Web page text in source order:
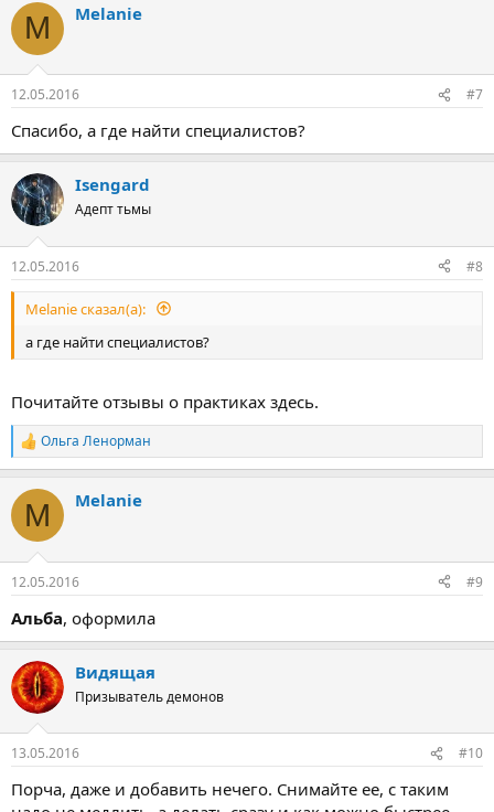
M Melanie
12.05.2016 #7
Спасибо, а где найти специалистов?
Isengard
Адепт тьмы
12.05.2016 #8
Melanie сказал(а):
а где найти специалистов?
Почитайте отзывы о практиках здесь.
Р
е
к
и
Ольга Ленорман
M Melanie
12.05.2016 #9
Альба, оформила
Видящая
Призыватель демонов
13.05.2016 #10
Порча, даже и добавить нечего. Снимайте ее, с таким